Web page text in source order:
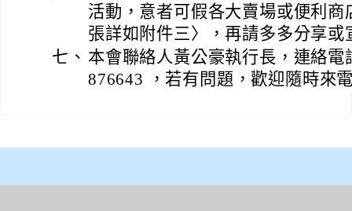
活動，意者可假各大賣場或便利
張詳如附件三〉，再請多多分享或
七、 本會聯絡人黃公豪執行長，連絡電
876643 ，若有問題，歡迎隨時來